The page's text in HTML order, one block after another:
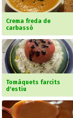
Crema freda de
carbassó
Tomàquets farcits
d'estiu